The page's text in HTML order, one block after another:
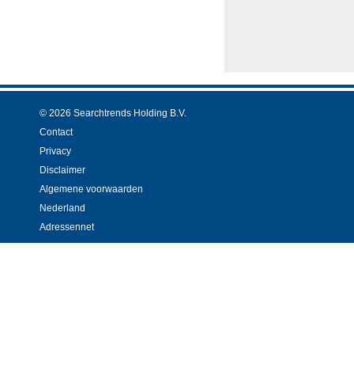
© 2026 Searchtrends Holding B.V.
Contact
Privacy
Disclaimer
Algemene voorwaarden
Nederland
Adressennet